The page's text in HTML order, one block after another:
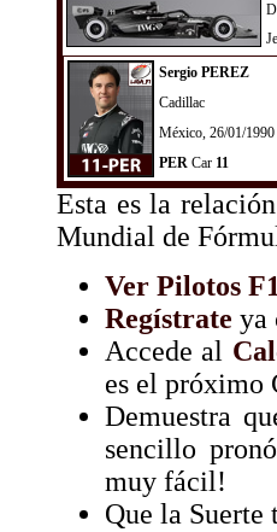
Sergio PEREZ
Cadillac
México, 26/01/1990
PER Car 11
Esta es la
Mundial de
Ver Pilotos
Regístrate ya
Accede al
es el próximo
Demuestra
sencillo
muy fácil!
Que la Suerte